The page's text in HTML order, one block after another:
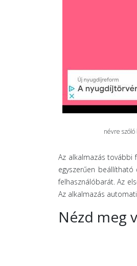
névre szóló
Az alkalmazás további
egyszerűen
felhasználóbarát. Az
Az alkalmazás
Nézd meg